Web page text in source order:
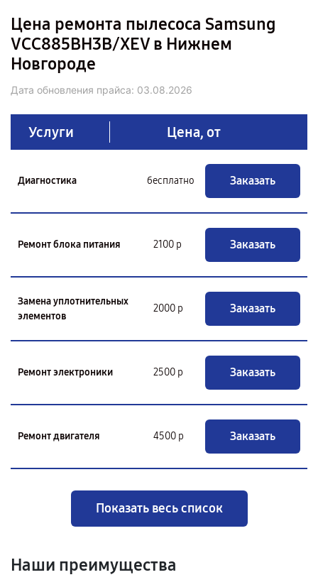
Цена ремонта пылесоса Samsung
VCC885BH3B/XEV в Нижнем
Новгороде
Дата обновления прайса: 03.08.2026
Услуги Цена, от
Диагностика бесплатно Заказать
Ремонт блока питания 2100 р Заказать
Замена уплотнительных
элементов
2000 р Заказать
Ремонт электроники 2500 р Заказать
Ремонт двигателя 4500 р Заказать
Показать весь список
Наши преимущества